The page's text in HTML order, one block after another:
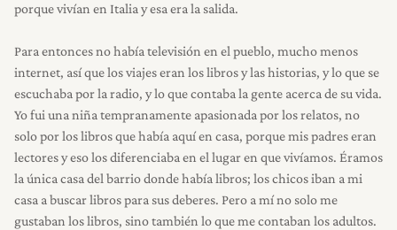
porque vivían en Italia y esa era la salida.
Para entonces no había televisión en el pueblo, mucho menos
internet, así que los viajes eran los libros y las historias, y lo que se
escuchaba por la radio, y lo que contaba la gente acerca de su vida.
Yo fui una niña tempranamente apasionada por los relatos, no
solo por los libros que había aquí en casa, porque mis padres eran
lectores y eso los diferenciaba en el lugar en que vivíamos. Éramos
la única casa del barrio donde había libros; los chicos iban a mi
casa a buscar libros para sus deberes. Pero a mí no solo me
gustaban los libros, sino también lo que me contaban los adultos.